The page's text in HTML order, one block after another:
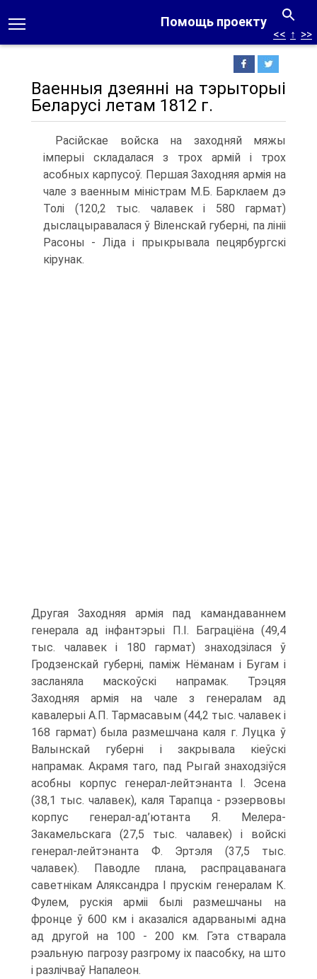
Помощь проекту
<< ↑ >>
Ваенныя дзеянні на тэрыторыі
Беларусі летам 1812 г.
Расійскае войска на заходняй мяжы
імперыі складалася з трох армій і трох
асобных карпусоў. Першая Заходняя армія на
чале з ваенным міністрам М.Б. Барклаем дэ
Толі (120,2 тыс. чалавек і 580 гармат)
дыслацыравалася ў Віленскай губерні, па лініі
Расоны - Ліда і прыкрывала пецярбургскі
кірунак.
Другая Заходняя армія пад камандаваннем
генерала ад інфантэрыі П.І. Баграціёна (49,4
тыс. чалавек і 180 гармат) знаходзілася ў
Гродзенскай губерні, паміж Нёманам і Бугам і
засланяла маскоўскі напрамак. Трэцяя
Заходняя армія на чале з генералам ад
кавалерыі А.П. Тармасавым (44,2 тыс. чалавек і
168 гармат) была размешчана каля г. Луцка ў
Валынскай губерні і закрывала кіеўскі
напрамак. Акрамя таго, пад Рыгай знаходзіўся
асобны корпус генерал-лейтэнанта І. Эсена
(38,1 тыс. чалавек), каля Тарапца - рэзервовы
корпус генерал-ад’ютанта Я. Мелера-
Закамельскага (27,5 тыс. чалавек) і войскі
генерал-лейтэнанта Ф. Эртэля (37,5 тыс.
чалавек). Паводле плана, распрацаванага
саветнікам Аляксандра І прускім генералам К.
Фулем, рускія арміі былі размешчаны на
фронце ў 600 км і аказаліся адарванымі адна
ад другой на 100 - 200 км. Гэта стварала
рэальную пагрозу разгрому іх паасобку, на што
і разлічваў Напалеон.